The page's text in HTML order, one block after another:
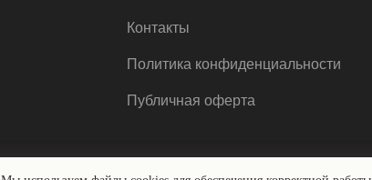
Контакты
Политика конфиденциальности
Публичная оферта